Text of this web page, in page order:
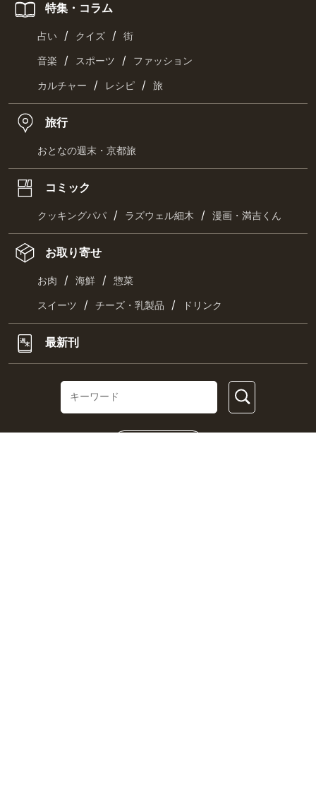
特集・コラム
占い / クイズ / 街
音楽 / スポーツ / ファッション
カルチャー / レシピ / 旅
旅行
おとなの週末・京都旅
コミック
クッキングパパ / ラズウェル細木 / 漫画・満吉くん
お取り寄せ
お肉 / 海鮮 / 惣菜
スイーツ / チーズ・乳製品 / ドリンク
最新刊